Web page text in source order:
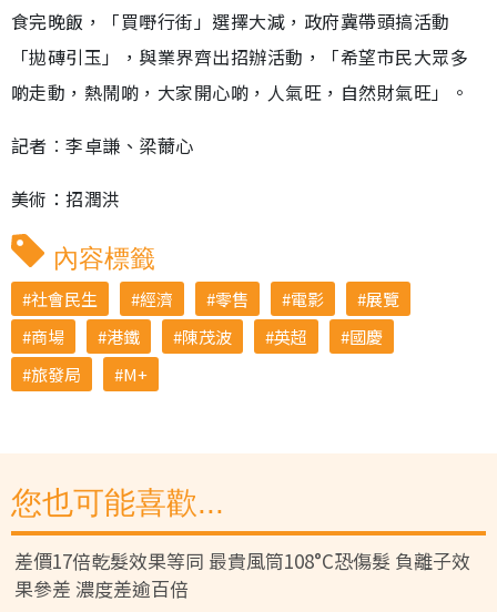
食完晚飯，「買嘢行街」選擇大減，政府冀帶頭搞活動
「拋磚引玉」，與業界齊出招辦活動，「希望市民大眾多
啲走動，熱鬧啲，大家開心啲，人氣旺，自然財氣旺」。
記者︰李卓謙、梁薾心
美術：招潤洪
內容標籤
社會民生 經濟 零售 電影
展覽
商場
港鐵 陳茂波 英超
國慶
旅發局
M+
您也可能喜歡...
差價17倍乾髮效果等同 最貴風筒108°C恐傷髮 負離子效
果參差 濃度差逾百倍